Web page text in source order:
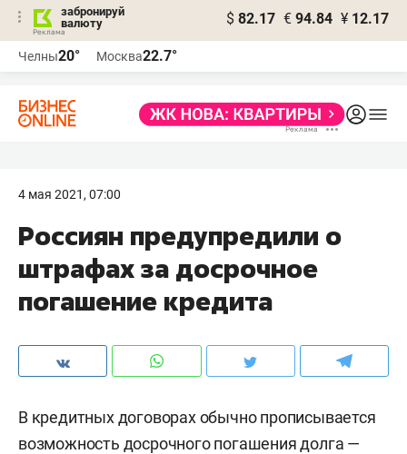
забронируй
валюту
$ 82.17 € 94.84 ¥ 12.17
Челны20° Москва22.7°
4 мая 2021, 07:00
Россиян предупредили о
штрафах за досрочное
погашение кредита
В кредитных договорах обычно прописывается
возможность досрочного погашения долга —